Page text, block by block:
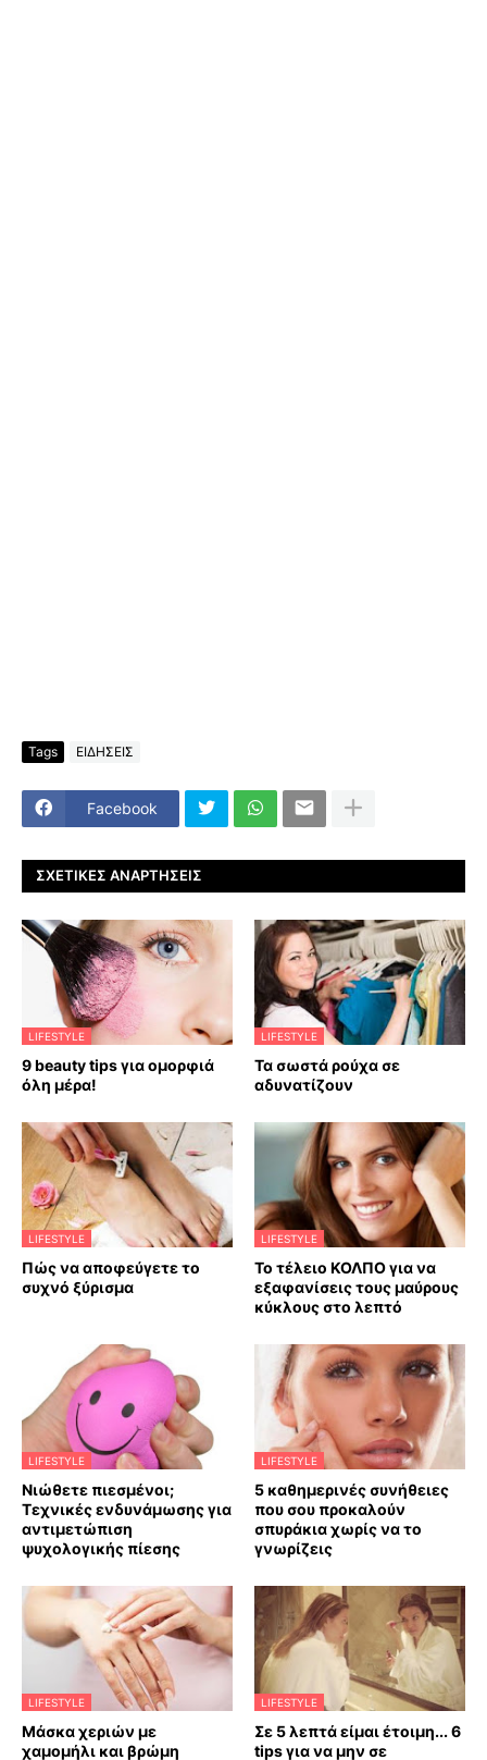
Tags ΕΙΔΗΣΕΙΣ
Facebook
ΣΧΕΤΙΚΈΣ ΑΝΑΡΤΉΣΕΙΣ
LIFESTYLE
9 beauty tips για ομορφιά
όλη μέρα!
LIFESTYLE
Τα σωστά ρούχα σε
αδυνατίζουν
LIFESTYLE
Πώς να αποφεύγετε το
συχνό ξύρισμα
LIFESTYLE
Το τέλειο ΚΟΛΠΟ για να
εξαφανίσεις τους μαύρους
κύκλους στο λεπτό
LIFESTYLE
Νιώθετε πιεσμένοι;
Τεχνικές ενδυνάμωσης για
αντιμετώπιση
ψυχολογικής πίεσης
LIFESTYLE
5 καθημερινές συνήθειες
που σου προκαλούν
σπυράκια χωρίς να το
γνωρίζεις
LIFESTYLE
Mάσκα χεριών με
χαμομήλι και βρώμη
LIFESTYLE
Σε 5 λεπτά είμαι έτοιμη... 6
tips για να μην σε